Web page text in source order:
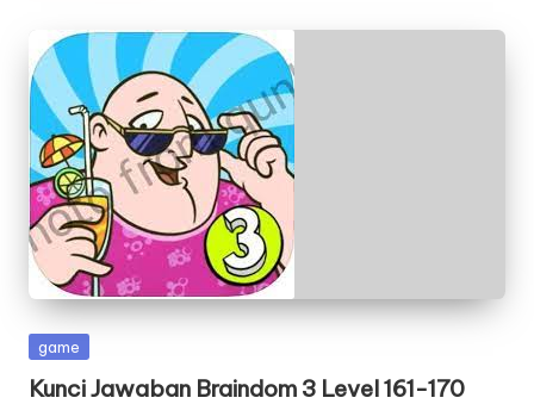
Posted
game
Kunci Jawaban Braindom 3 Level 161-170